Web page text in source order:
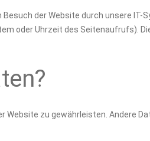
der Website durch unsere IT-
oder Uhrzeit des Seitenaufrufs).
Website zu gewährleisten. Andere